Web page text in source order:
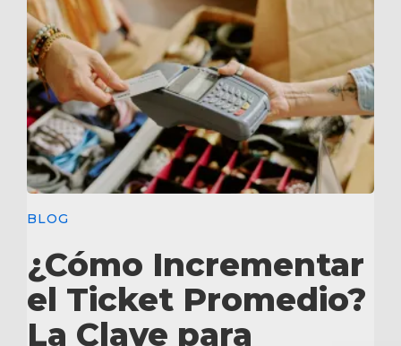
BLOG
¿Cómo Incrementar
el Ticket Promedio?
La Clave para